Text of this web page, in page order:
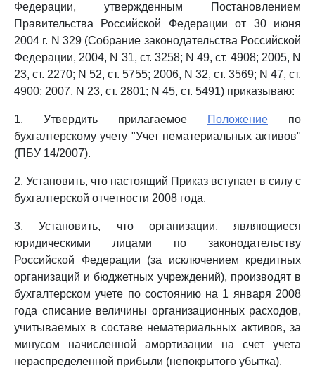
Федерации, утвержденным Постановлением
Правительства Российской Федерации от 30 июня
2004 г. N 329 (Собрание законодательства Российской
Федерации, 2004, N 31, ст. 3258; N 49, ст. 4908; 2005, N
23, ст. 2270; N 52, ст. 5755; 2006, N 32, ст. 3569; N 47, ст.
4900; 2007, N 23, ст. 2801; N 45, ст. 5491) приказываю:
1. Утвердить прилагаемое Положение по
бухгалтерскому учету "Учет нематериальных активов"
(ПБУ 14/2007).
2. Установить, что настоящий Приказ вступает в силу с
бухгалтерской отчетности 2008 года.
3. Установить, что организации, являющиеся
юридическими лицами по законодательству
Российской Федерации (за исключением кредитных
организаций и бюджетных учреждений), производят в
бухгалтерском учете по состоянию на 1 января 2008
года списание величины организационных расходов,
учитываемых в составе нематериальных активов, за
минусом начисленной амортизации на счет учета
нераспределенной прибыли (непокрытого убытка).